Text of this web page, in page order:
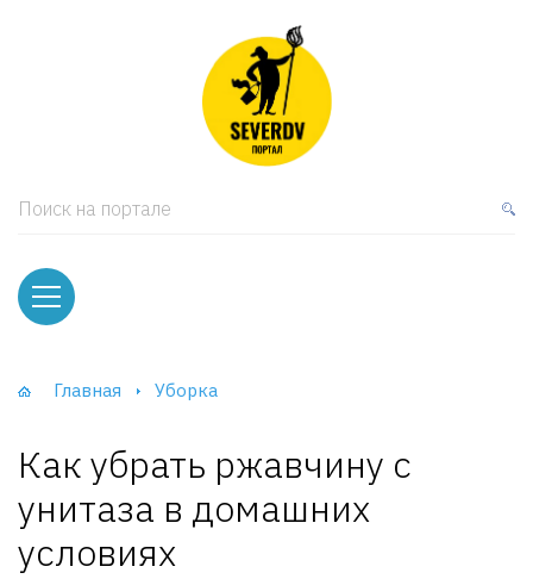
Поиск на портале
Главная Уборка
Как убрать ржавчину с
унитаза в домашних
условиях
и тумбы
и Шкафы-Купе